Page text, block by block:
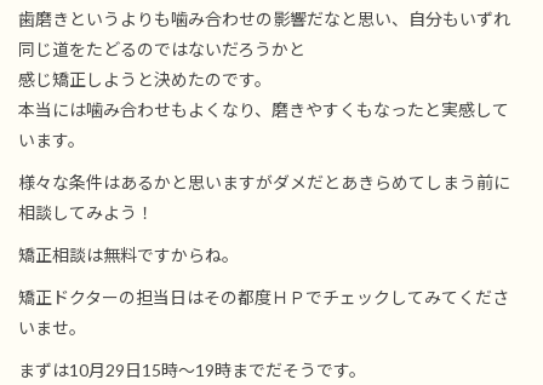
歯磨きというよりも噛み合わせの影響だなと思い、自分もいずれ
同じ道をたどるのではないだろうかと
感じ矯正しようと決めたのです。
本当には噛み合わせもよくなり、磨きやすくもなったと実感して
います。
様々な条件はあるかと思いますがダメだとあきらめてしまう前に
相談してみよう！
矯正相談は無料ですからね。
矯正ドクターの担当日はその都度ＨＰでチェックしてみてくださ
いませ。
まずは10月29日15時～19時までだそうです。